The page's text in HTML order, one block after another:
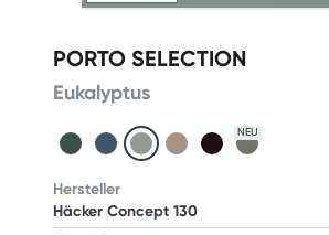
PORTO SELECTION
Eukalyptus
NEU
Hersteller
Häcker Concept 130